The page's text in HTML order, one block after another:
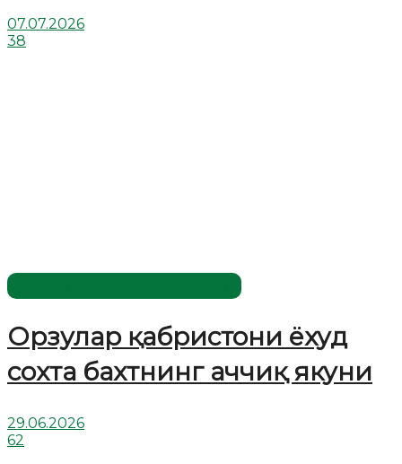
07.07.2026
38
Орзулар қабристони ёхуд
сохта бахтнинг аччиқ якуни
29.06.2026
62